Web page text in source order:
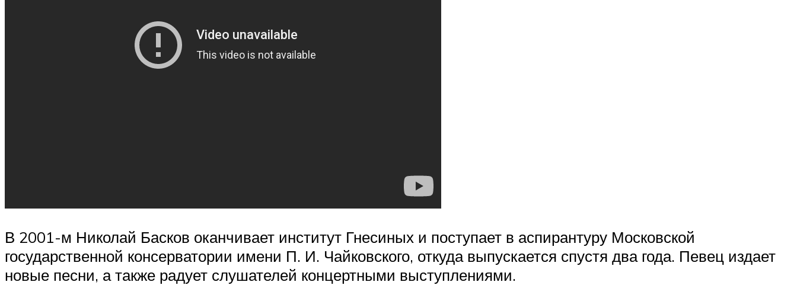
В 2001-м Николай Басков оканчивает институт Гнесиных и поступает в аспирантуру Московской
государственной консерватории имени П. И. Чайковского, откуда выпускается спустя два года. Певец издает
новые песни, а также радует слушателей концертными выступлениями.